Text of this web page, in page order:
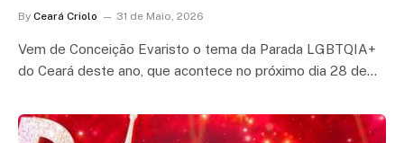
By Ceará Criolo 31 de Maio, 2026
Vem de Conceição Evaristo o tema da Parada LGBTQIA+
do Ceará deste ano, que acontece no próximo dia 28 de…